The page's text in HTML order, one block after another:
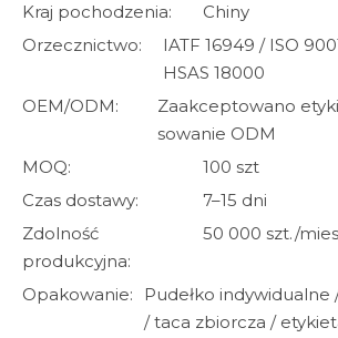
Kraj pochodzenia:
Chiny
Orzecznictwo:
IATF 16949 / ISO
HSAS 18000
OEM/ODM:
Zaakceptowano
sowanie ODM
MOQ:
100 szt
Czas dostawy:
7–15 dni
Zdolność
produkcyjna:
50 000 szt./
Opakowanie:
Pudełko indywidualne
/ taca zbiorcza /